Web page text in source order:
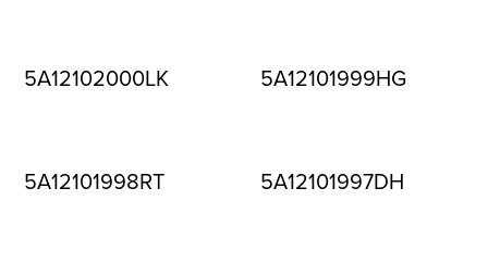
5A12102000LK 5A12101999HG
5A12101998RT 5A12101997DH